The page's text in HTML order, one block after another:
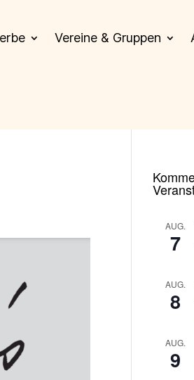
Vereine & Gruppen
AUG.
7
AUG.
8
AUG.
9